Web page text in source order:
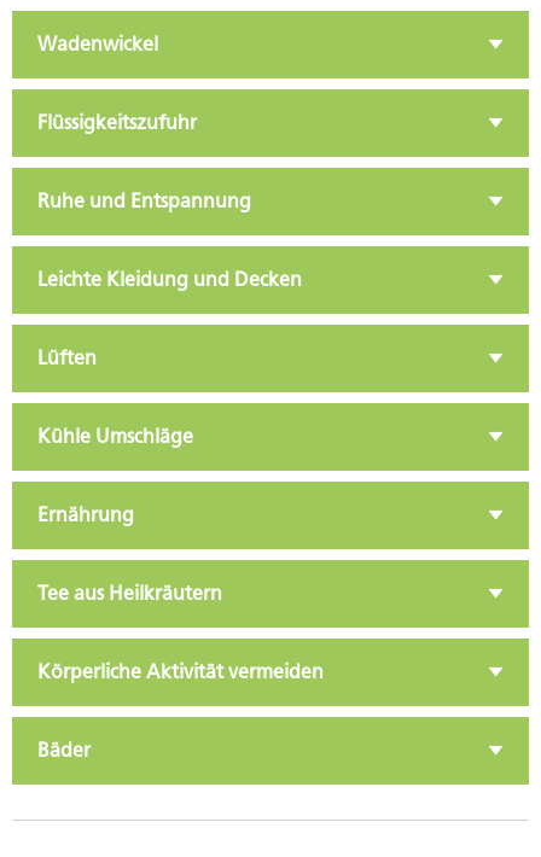
Wadenwickel
Flüssigkeitszufuhr
Ruhe und Entspannung
Leichte Kleidung und Decken
Lüften
Kühle Umschläge
Ernährung
Tee aus Heilkräutern
Körperliche Aktivität vermeiden
Bäder